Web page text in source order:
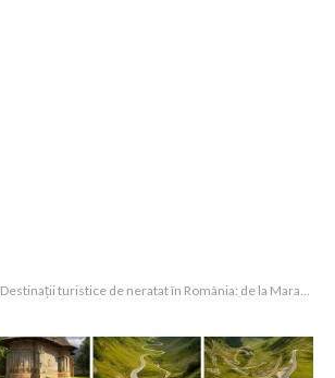
Destinații turistice de neratat în România: de la Maramureș la Brașov